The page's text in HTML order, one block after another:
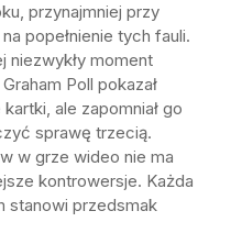
przynajmniej przy
popełnienie tych fauli.
niezwykły moment
Poll pokazał
ale zapomniał go
sprawę trzecią.
w grze wideo nie ma
kontrowersje. Każda
stanowi przedsmak